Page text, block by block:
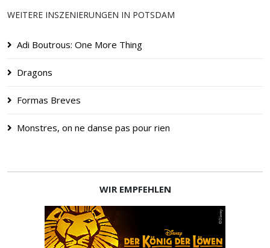
WEITERE INSZENIERUNGEN IN POTSDAM
Adi Boutrous: One More Thing
Dragons
Formas Breves
Monstres, on ne danse pas pour rien
WIR EMPFEHLEN